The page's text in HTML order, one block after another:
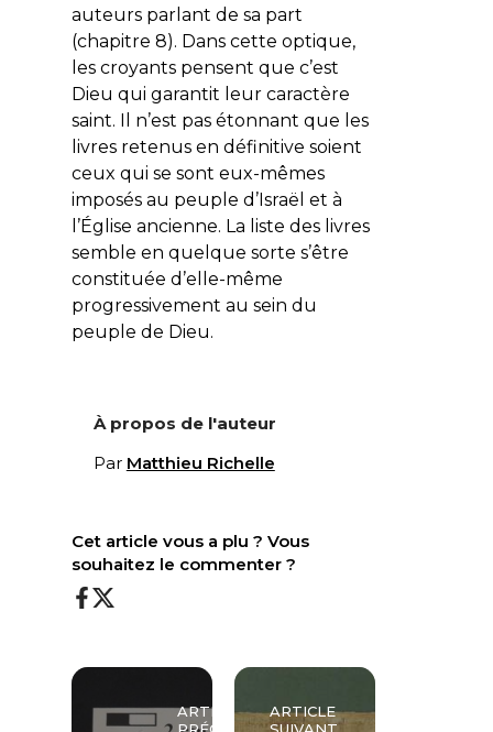
auteurs parlant de sa part
(chapitre 8). Dans cette optique,
les croyants pensent que c’est
Dieu qui garantit leur caractère
saint. Il n’est pas étonnant que les
livres retenus en définitive soient
ceux qui se sont eux-mêmes
imposés au peuple d’Israël et à
l’Église ancienne. La liste des livres
semble en quelque sorte s’être
constituée d’elle-même
progressivement au sein du
peuple de Dieu.
À propos de l'auteur
Par Matthieu Richelle
Cet article vous a plu ? Vous
souhaitez le commenter ?
ARTICLE
ARTICLE